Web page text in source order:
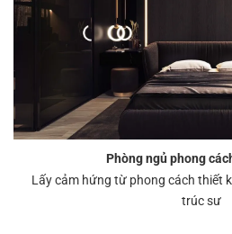
Phòng ngủ phong
Lấy cảm hứng từ phong cách thiết
trúc sư